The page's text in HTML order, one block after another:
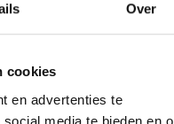
Over
cookies
en advertenties te
media te bieden en